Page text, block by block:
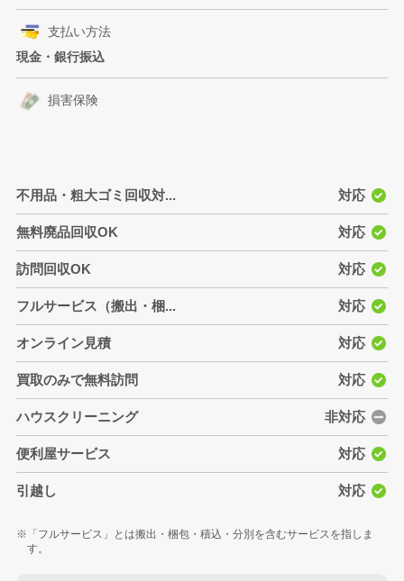
支払い方法
現金・銀行振込
損害保険
不用品・粗大ゴミ回収対... 対応
無料廃品回収OK 対応
訪問回収OK 対応
フルサービス（搬出・梱... 対応
オンライン見積 対応
買取のみで無料訪問 対応
ハウスクリーニング 非対応
便利屋サービス 対応
引越し 対応
「フルサービス」とは搬出・梱包・積込・分別を含むサービスを指しま
す。